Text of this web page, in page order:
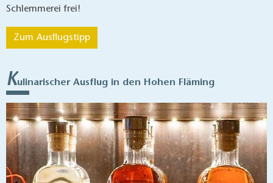
Schlemmerei frei!
Zum Ausflugstipp
Kulinarischer Ausflug in den Hohen Fläming